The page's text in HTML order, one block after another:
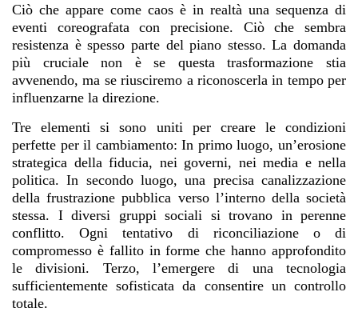
Ciò che appare come caos è in realtà una sequenza di
eventi coreografata con precisione. Ciò che sembra
resistenza è spesso parte del piano stesso. La domanda
più cruciale non è se questa trasformazione stia
avvenendo, ma se riusciremo a riconoscerla in tempo per
influenzarne la direzione.
Tre elementi si sono uniti per creare le condizioni
perfette per il cambiamento: In primo luogo, un’erosione
strategica della fiducia, nei governi, nei media e nella
politica. In secondo luogo, una precisa canalizzazione
della frustrazione pubblica verso l’interno della società
stessa. I diversi gruppi sociali si trovano in perenne
conflitto. Ogni tentativo di riconciliazione o di
compromesso è fallito in forme che hanno approfondito
le divisioni. Terzo, l’emergere di una tecnologia
sufficientemente sofisticata da consentire un controllo
totale.